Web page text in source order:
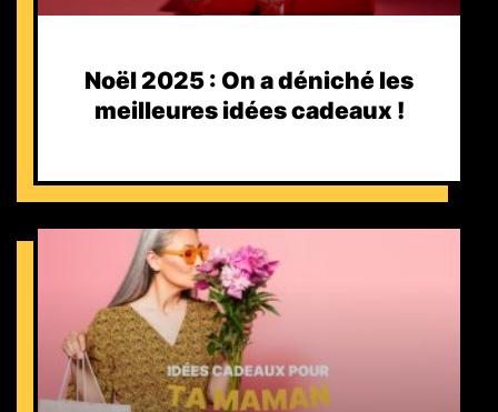
Noël 2025 : On a déniché les
meilleures idées cadeaux !